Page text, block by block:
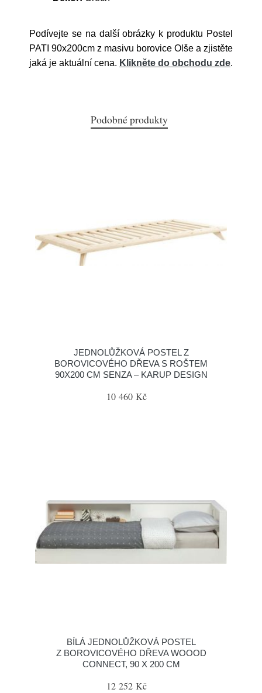
Podívejte se na další obrázky k produktu Postel
PATI 90x200cm z masivu borovice Olše a zjistěte
jaká je aktuální cena. Klikněte do obchodu zde.
Podobné produkty
JEDNOLŮŽKOVÁ POSTEL Z
BOROVICOVÉHO DŘEVA S ROŠTEM
90X200 CM SENZA – KARUP DESIGN
10 460 Kč
BÍLÁ JEDNOLŮŽKOVÁ POSTEL
Z BOROVICOVÉHO DŘEVA WOOOD
CONNECT, 90 X 200 CM
12 252 Kč